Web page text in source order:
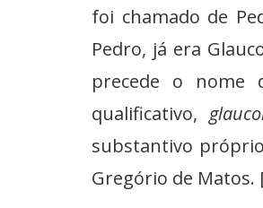
foi chamado de
Pedro, já era
precede o nome
qualificativo,
substantivo
Gregório de Matos.